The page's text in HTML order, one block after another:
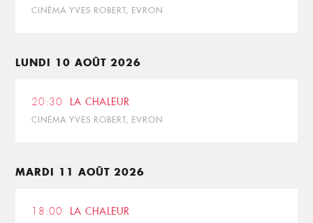
CINÉMA YVES ROBERT, EVRON
LUNDI 10 AOÛT 2026
20:30 LA CHALEUR
CINÉMA YVES ROBERT, EVRON
MARDI 11 AOÛT 2026
18:00 LA CHALEUR